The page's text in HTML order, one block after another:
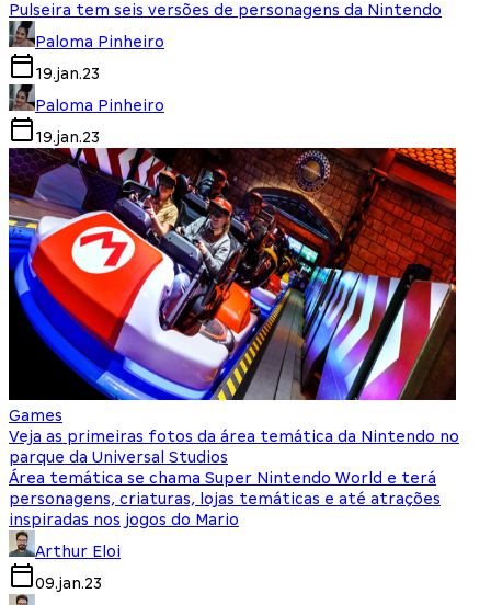
Pulseira tem seis versões de personagens da Nintendo
Paloma Pinheiro
19.jan.23
Paloma Pinheiro
19.jan.23
Games
Veja as primeiras fotos da área temática da Nintendo no
parque da Universal Studios
Área temática se chama Super Nintendo World e terá
personagens, criaturas, lojas temáticas e até atrações
inspiradas nos jogos do Mario
Arthur Eloi
09.jan.23